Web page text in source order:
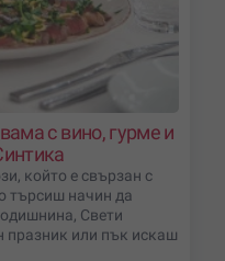
с вино, гурме и
който е свързан с
търсиш начин да
Свети
празник или пък искаш